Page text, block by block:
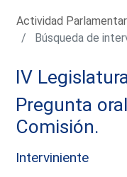
Actividad
Búsqueda de
IV
Pregunta
Comisión.
Interviniente